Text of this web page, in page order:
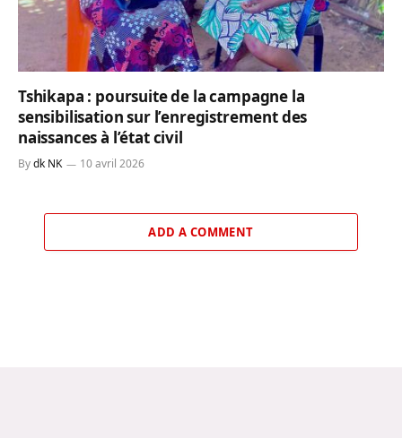
Tshikapa : poursuite de la campagne la
sensibilisation sur l’enregistrement des
naissances à l’état civil
Bydk NK 10 avril 2026
ADD A COMMENT